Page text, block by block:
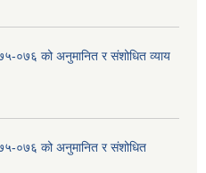
को अनुमानित र संशोधित व्याय
०७६ को अनुमानित र संशोधित